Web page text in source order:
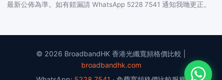
最新公佈為準。如有錯漏請 WhatsApp 5228 7541 通知我哋更正。
© 2026 BroadbandHK 香港光纖寬頻格價比較 |
broadbandhk.com